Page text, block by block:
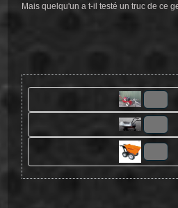
Mais quelqu'un a t-il testé un truc de ce